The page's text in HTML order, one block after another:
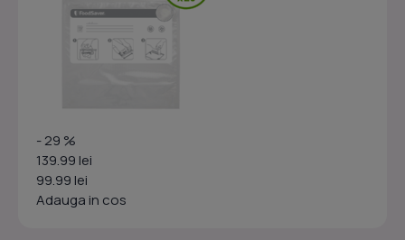
- 29 %
139.99 lei
99.99 lei
Adauga in cos